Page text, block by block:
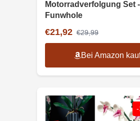
Motorradverfolgung Set -
Funwhole
€21,92 €29,99
Bei Amazon
-